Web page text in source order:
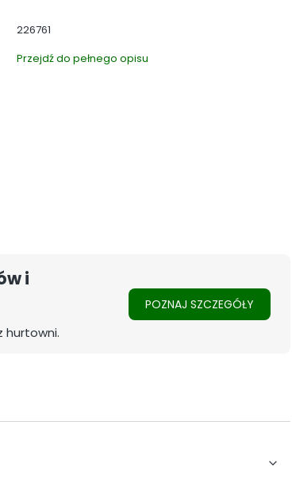
226761
Przejdź do pełnego opisu
i
hurtowni.
POZNAJ SZCZEGÓŁY